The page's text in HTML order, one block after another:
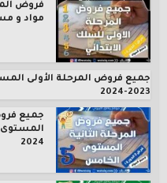
فروض
مواد و
جميع فروض المرحلة الأولى
2023-2024
جميع
2024